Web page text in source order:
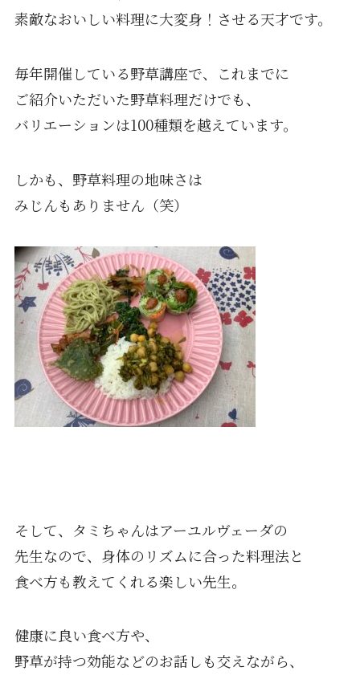
素敵なおいしい料理に大変身！させる天才です。
毎年開催している野草講座で、これまでに
ご紹介いただいた野草料理だけでも、
バリエーションは100種類を越えています。
しかも、野草料理の地味さは
みじんもありません（笑）
そして、タミちゃんはアーユルヴェーダの
先生なので、身体のリズムに合った料理法と
食べ方も教えてくれる楽しい先生。
健康に良い食べ方や、
野草が持つ効能などのお話しも交えながら、